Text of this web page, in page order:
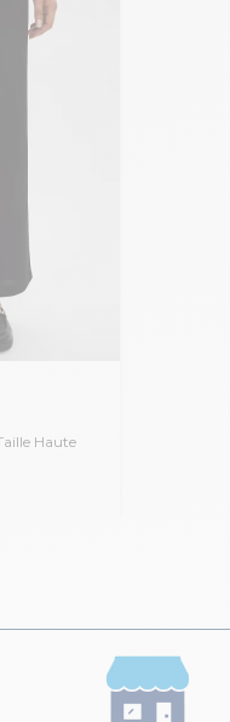
Haute